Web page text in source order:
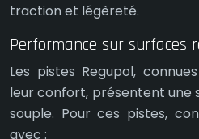
traction et légèreté.
Performance sur surfaces
Les pistes Regupol,
leur confort, présentent une
souple. Pour ces pistes,
avec :